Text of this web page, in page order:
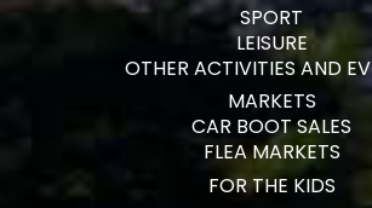
SPORT
LEISURE
OTHER ACTIVITIES AND
MARKETS
CAR BOOT SALES
FLEA MARKETS
FOR THE KIDS